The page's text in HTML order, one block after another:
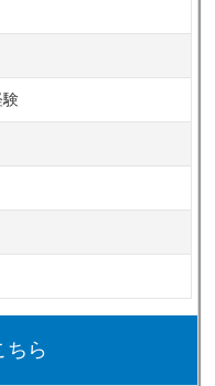
験
ちら